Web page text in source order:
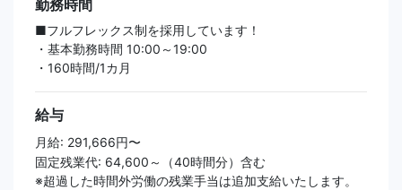
勤務時間
■フルフレックス制を採用しています！
・基本勤務時間 10:00～19:00
・160時間/1カ月
給与
月給: 291,666円〜
固定残業代: 64,600～（40時間分）含む
※超過した時間外労働の残業手当は追加支給いたします。